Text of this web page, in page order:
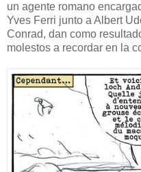
un agente romano
Yves Ferri junto a Albert
Conrad, dan como
molestos a recordar en la